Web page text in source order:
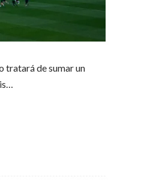
tratará de sumar un